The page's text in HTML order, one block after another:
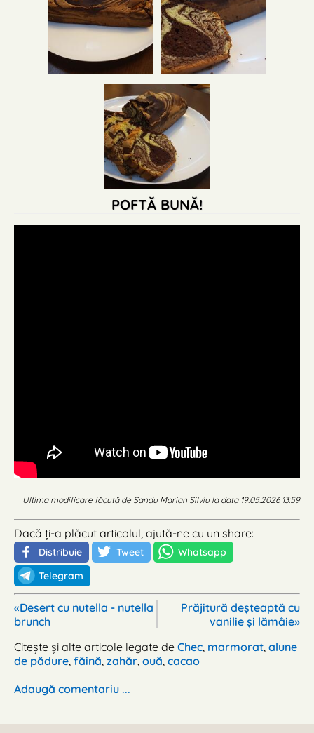
POFTĂ BUNĂ!
Ultima modificare făcută de Sandu Marian Silviu la data 19.05.2026 13:59
Dacă ți-a plăcut articolul, ajută-ne cu un share:
Distribuie Tweet
Whatsapp
Telegram
«Desert cu nutella - nutella
brunch
Prăjitură deșteaptă cu
vanilie și lămâie»
Citește și alte articole legate de Chec, marmorat, alune
de pădure, făină, zahăr, ouă, cacao
Adaugă comentariu ...